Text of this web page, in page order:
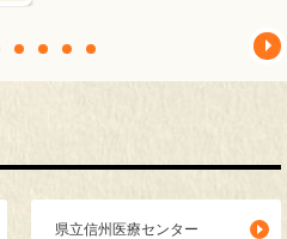
県立信州医療センター